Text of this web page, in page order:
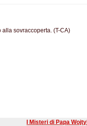
sovraccoperta. (T-CA)
I Misteri di Papa